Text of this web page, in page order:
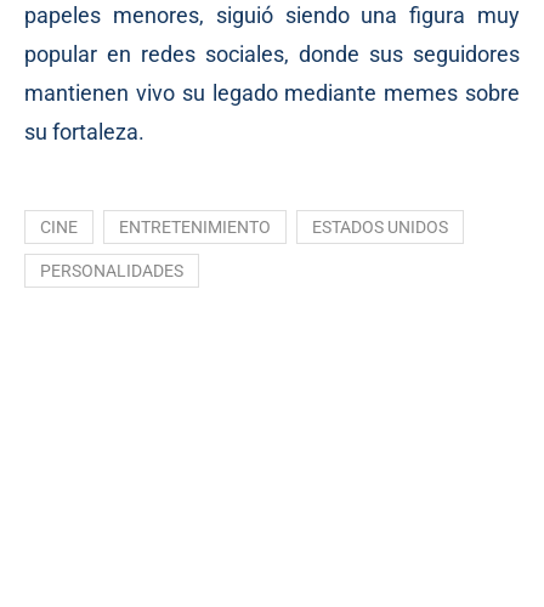
papeles menores, siguió siendo una figura muy
popular en redes sociales, donde sus seguidores
mantienen vivo su legado mediante memes sobre
su fortaleza.
CINE ENTRETENIMIENTO ESTADOS UNIDOS
PERSONALIDADES